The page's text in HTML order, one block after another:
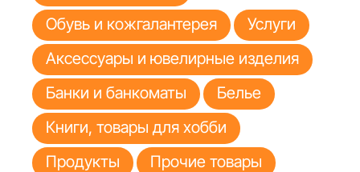
Обувь и кожгалантерея
Услуги
Аксессуары и ювелирные изделия
Банки и банкоматы
Белье
Книги, товары для хобби
Продукты
Прочие товары